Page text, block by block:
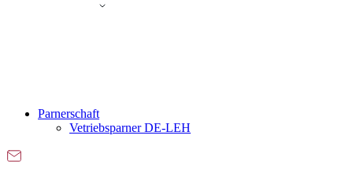
Parnerschaft
Vetriebsparner DE-LEH